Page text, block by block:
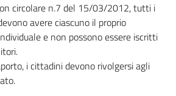
circolare n.7 del 15/03/2012, tutti i
avere ciascuno il proprio
e non possono essere iscritti
i cittadini devono rivolgersi agli